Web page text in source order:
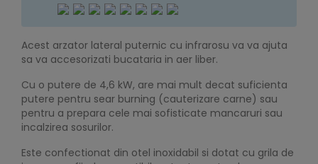
Acest arzator lateral puternic cu infrarosu va va ajuta
sa va accesorizati bucataria in aer liber.
Cu o putere de 4,6 kW, are mai mult decat suficienta
putere pentru sear burning (cauterizare carne) sau
pentru a prepara cele mai sofisticate mancaruri sau
incalzirea sosurilor.
Este confectionat din otel inoxidabil si dotat cu grila de